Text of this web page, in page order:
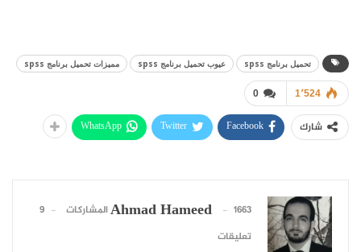
تحميل برنامج spss عيوب تحميل برنامج spss مميزات تحميل برنامج spss
0 1٬524
شارك Facebook
Twitter
WhatsApp
Ahmad Hameed 1663 المشاركات
9
تعليقات